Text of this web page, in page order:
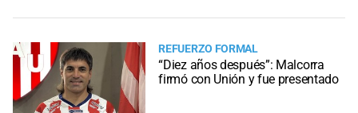
REFUERZO FORMAL
“Diez años después”: Malcorra
firmó con Unión y fue presentado